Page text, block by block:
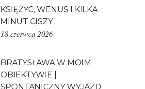
KSIĘŻYC, WENUS I KILKA
MINUT CISZY
18 czerwca 2026
BRATYSŁAWA W MOIM
OBIEKTYWIE |
SPONTANICZNY WYJAZD